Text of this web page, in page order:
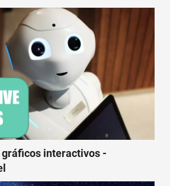
gráficos interactivos -